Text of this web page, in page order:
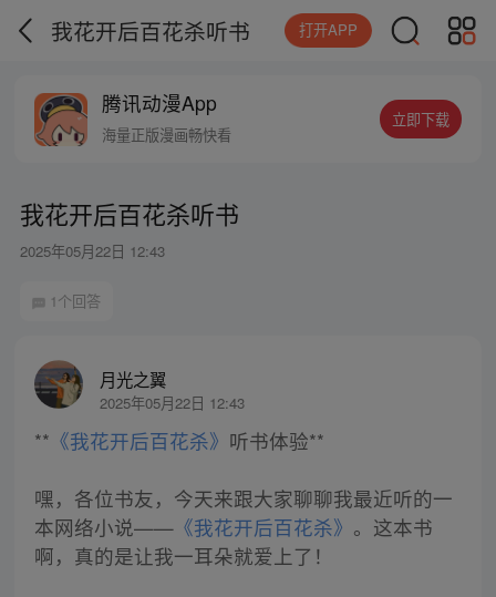
我花开后百花杀听书 打开APP
腾讯动漫App
海量正版漫画畅快看
立即下载
我花开后百花杀听书
2025年05月22日 12:43
1个回答
月光之翼
2025年05月22日 12:43
** 《我花开后百花杀》 听书体验**
嘿，各位书友，今天来跟大家聊聊我最近听的一
本网络小说——《我花开后百花杀》 。这本书
啊，真的是让我一耳朵就爱上了！